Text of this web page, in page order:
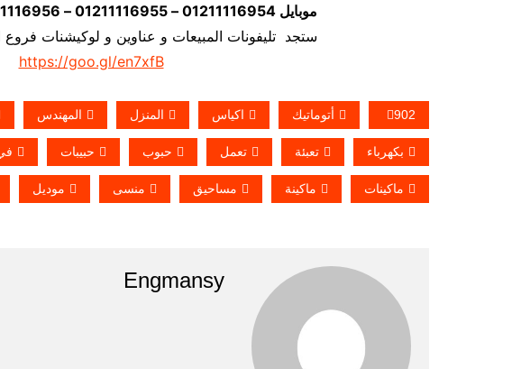
موبايل 01211116954 – 01211116955 – 01211116956–01211116958
ستجد تليفونات المبيعات و عناوين و لوكيشنات
https://goo.gl/en7xfB
902 أتوماتيك اكياس المنزل المهندس
بكهرباء تعبئة تعمل حبوب حبيبات
ماكينات ماكينة مساحيق منسى موديل
Engmansy